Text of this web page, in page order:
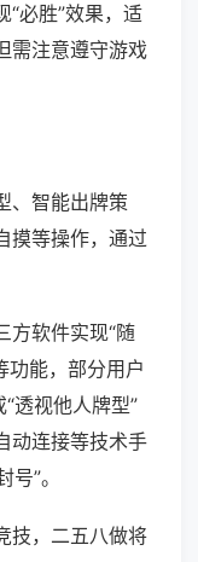
“必胜”效果，适
需注意遵守游戏
、智能出牌策
摸等操作，通过
方软件实现“随
功能，部分用户
透视他人牌型”
动连接等技术手
”。
技，二五八做将